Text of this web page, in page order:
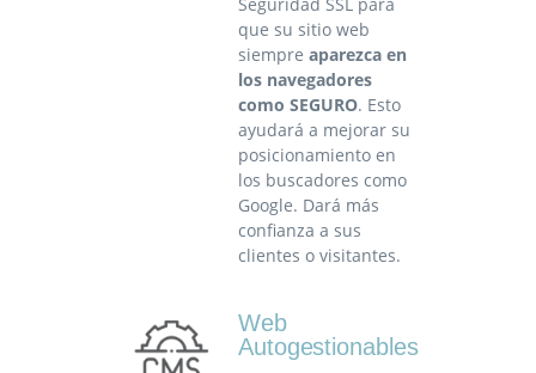
que su sitio web
siempre aparezca en
los navegadores
como SEGURO. Esto
ayudará a mejorar su
posicionamiento en
los buscadores como
Google. Dará más
confianza a sus
clientes o visitantes.
Web
Autogestionables